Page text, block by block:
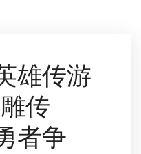
雄传游
传
者争